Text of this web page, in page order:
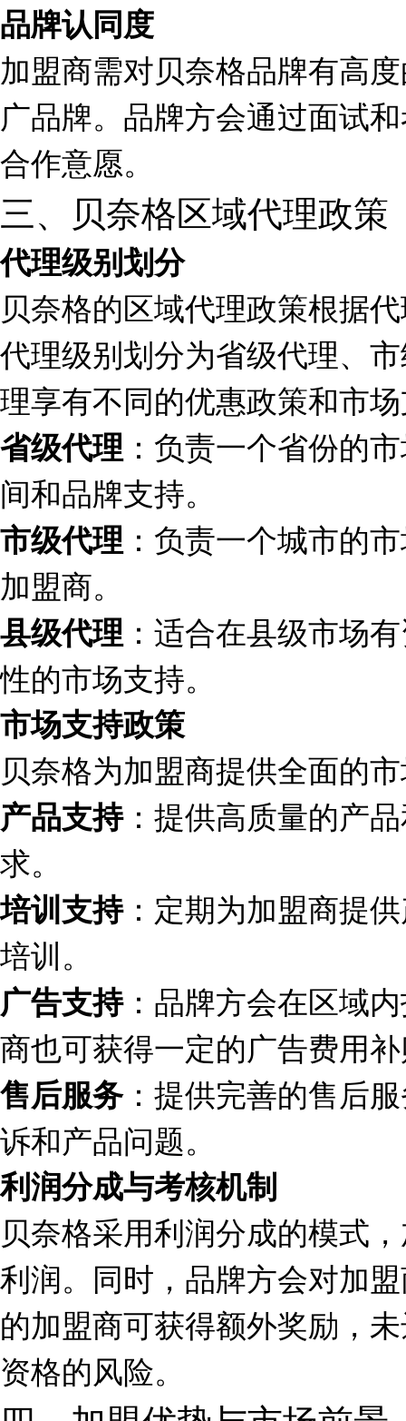
品牌认同度
加盟商需对贝奈格品牌有高
广品牌。品牌方会通过面试
合作意愿。
三、贝奈格区域代理政策
代理级别划分
贝奈格的区域代理政策根据
代理级别划分为省级代理、
理享有不同的优惠政策和市
省级代理 ：负责一个省份的
间和品牌支持。
市级代理 ：负责一个城市的
加盟商。
县级代理 ：适合在县级市场
性的市场支持。
市场支持政策
贝奈格为加盟商提供全面的
产品支持：提供高质量的产
求。
培训支持：定期为加盟商提
培训。
广告支持：品牌方会在区域
商也可获得一定的广告费用
售后服务：提供完善的售后
诉和产品问题。
利润分成与考核机制
贝奈格采用利润分成的模式
利润。同时，品牌方会对加
的加盟商可获得额外奖励，
资格的风险。